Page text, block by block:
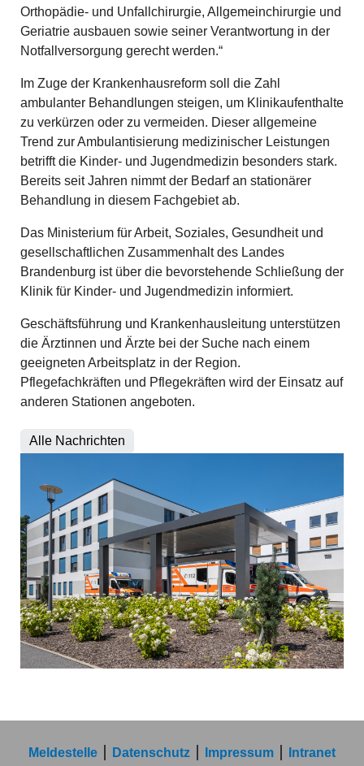
Orthopädie- und Unfallchirurgie, Allgemeinchirurgie und
Geriatrie ausbauen sowie seiner Verantwortung in der
Notfallversorgung gerecht werden.“
Im Zuge der Krankenhausreform soll die Zahl
ambulanter Behandlungen steigen, um Klinikaufenthalte
zu verkürzen oder zu vermeiden. Dieser allgemeine
Trend zur Ambulantisierung medizinischer Leistungen
betrifft die Kinder- und Jugendmedizin besonders stark.
Bereits seit Jahren nimmt der Bedarf an stationärer
Behandlung in diesem Fachgebiet ab.
Das Ministerium für Arbeit, Soziales, Gesundheit und
gesellschaftlichen Zusammenhalt des Landes
Brandenburg ist über die bevorstehende Schließung der
Klinik für Kinder- und Jugendmedizin informiert.
Geschäftsführung und Krankenhausleitung unterstützen
die Ärztinnen und Ärzte bei der Suche nach einem
geeigneten Arbeitsplatz in der Region.
Pflegefachkräften und Pflegekräften wird der Einsatz auf
anderen Stationen angeboten.
Alle Nachrichten
Meldestelle Datenschutz Impressum
Intranet